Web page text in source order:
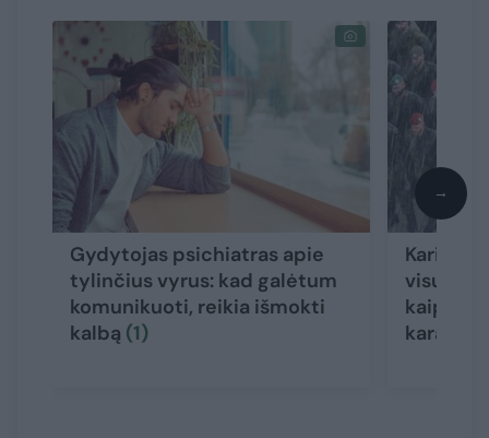
Gydytojas psichiatras apie
tylinčius vyrus: kad galėtum
komunikuoti, reikia išmokti
kalbą (1)
kaip
karą
→